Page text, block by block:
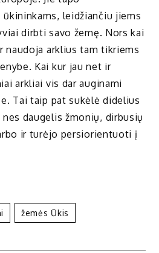
leidžiančiu jiems
dirbti savo žemę. Nors kai
naudoja arklius tam tikriems
Kai kur jau net ir
arkliai vis dar auginami
Tai taip pat sukėlė didelius
daugelis žmonių, dirbusių
ir turėjo persiorientuoti į
Žemės Ūkis